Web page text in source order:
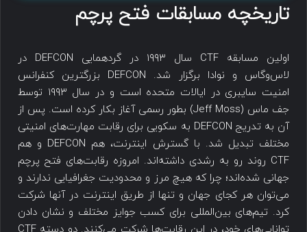
تاریخچه مسابقات فتح پرچم
اولین مسابقه CTF سال ۱۹۹۳ در گردهمایی DEFCON در
لاس‌وگاس و نوادا برگزار شد. DEFCON بزرگترین کنفرانس
امنیت سایبری در ایالات متحده است و در سال ۱۹۹۳ توسط
جف ماس (Jeff Moss) بطور رسمی آغاز بکار کرده است. پس از
آن به تدریج DEFCON به سکویی برای رقابت مهارت‌های امنیتی
مختلف تبدیل شد. با گسترش اینترنت، هم DEFCON و هم
CTF روند رو به رشدی داشته‌اند. امروزه رقابت‌های فتح پرچم
جهانی شده‌اند؛ چرا که هیچ مرز و محدودیت جغرافیایی ندارند و
می‌توان هر کجای جهان و تنها از طریق اینترنت در آنها شرکت
کرد. تیم‌های بین‌المللی برای کسب جوایز مختلف و نشان دادن